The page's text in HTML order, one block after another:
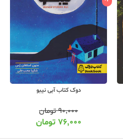
دوک کتاب آبی نیبو
۹۰,۰۰۰تومان
۷۶,۰۰۰ تومان